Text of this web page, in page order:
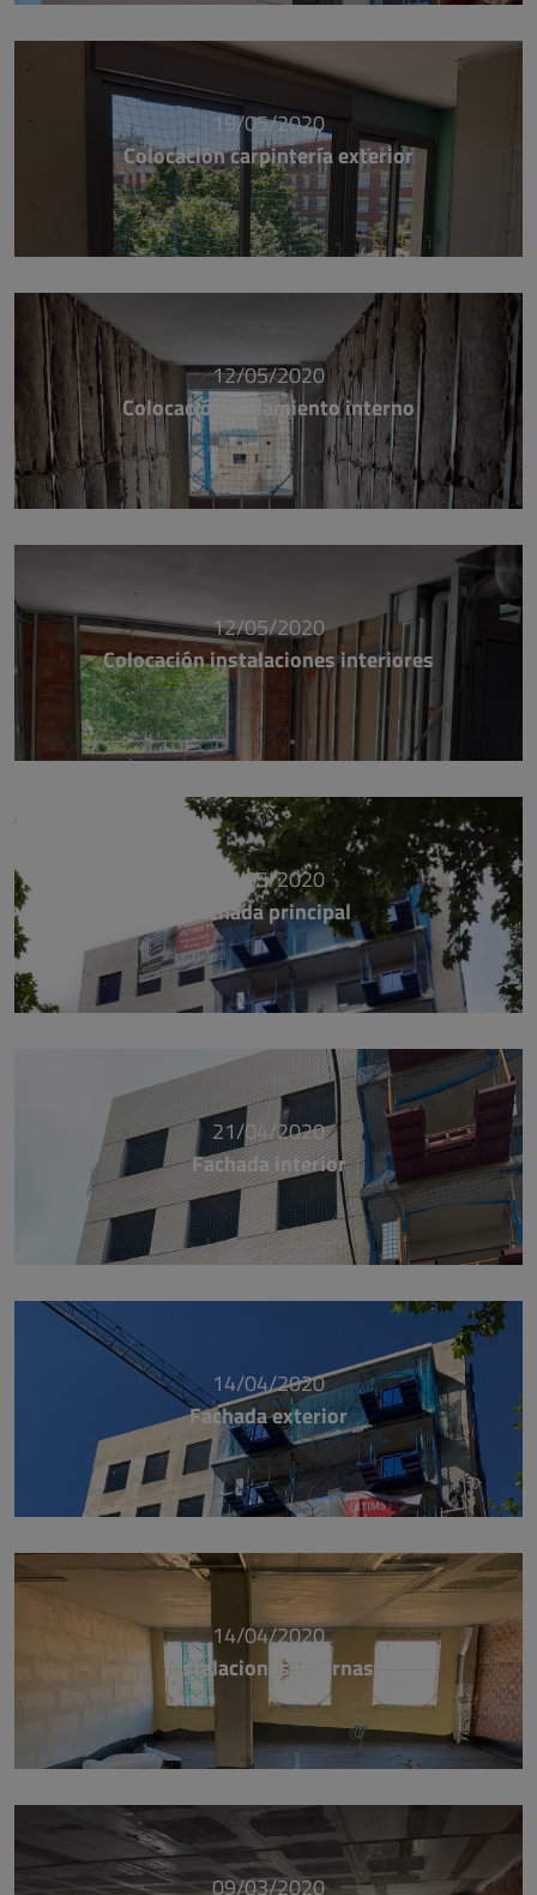
19/05/2020
Colocación carpintería exterior
12/05/2020
Colocación aislamiento interno
12/05/2020
Colocación instalaciones interiores
12/05/2020
Fachada principal
21/04/2020
Fachada interior
14/04/2020
Fachada exterior
14/04/2020
Instalaciones internas
09/03/2020